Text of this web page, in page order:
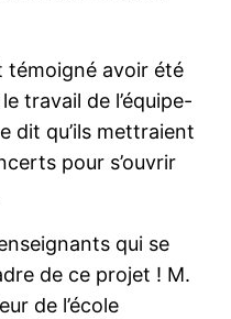
témoigné avoir été
travail de l’équipe-
dit qu’ils mettraient
pour s’ouvrir
qui se
de ce projet ! M.
de l’école